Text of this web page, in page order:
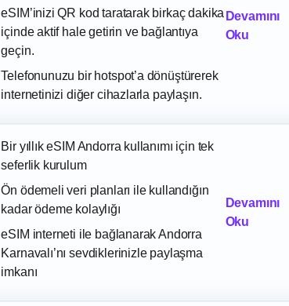
eSIM’inizi QR kod taratarak birkaç dakika
içinde aktif hale getirin ve bağlantıya
geçin.
Telefonunuzu bir hotspot’a dönüştürerek
internetinizi diğer cihazlarla paylaşın.
Devamını
Oku
Bir yıllık eSIM Andorra kullanımı için tek
seferlik kurulum
Ön ödemeli veri planları ile kullandığın
kadar ödeme kolaylığı
eSIM interneti ile bağlanarak Andorra
Karnavalı’nı sevdiklerinizle paylaşma
imkanı
Devamını
Oku